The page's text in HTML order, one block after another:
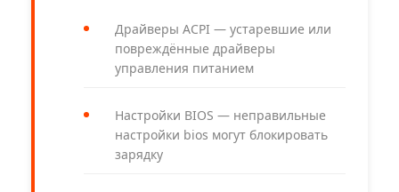
Драйверы ACPI — устаревшие или
повреждённые драйверы
управления питанием
Настройки BIOS — неправильные
настройки bios могут блокировать
зарядку